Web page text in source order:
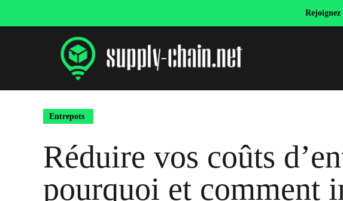
Rejoignez
Entrepots
Réduire vos coûts
pourquoi et comment